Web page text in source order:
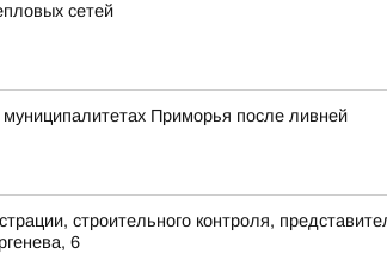
сетей
Приморья после ливней
строительного контроля,
6